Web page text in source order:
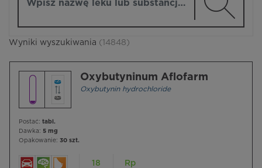
Wyniki wyszukiwania (14848)
Oxybutyninum Aflofarm
Oxybutynin hydrochloride
Postać: tabl.
Dawka: 5 mg
Opakowanie: 30 szt.
18
Rp